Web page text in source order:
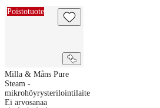
Milla & Måns Pure Steam -
Poistotuote
Milla & Måns Pure
Steam -
mikrohöyrysterilointilaite
Ei arvosanaa